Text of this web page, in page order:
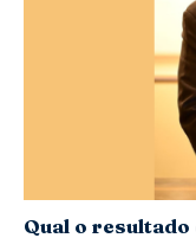
Qual o